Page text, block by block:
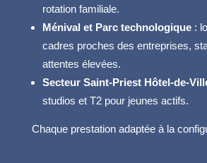
rotation familiale.
Ménival et Parc technologique:
cadres proches des entreprises,
attentes élevées.
Secteur Saint-Priest Hôtel-de-
studios et T2 pour jeunes actifs.
Chaque prestation adaptée à la